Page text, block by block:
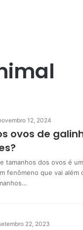
12, 2024
ovos de
tamanhos dos ovos é
fenômeno que vai além
22, 2023